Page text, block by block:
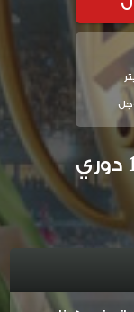
مسلسل اللعبة 4 الحلقة 19 دوري